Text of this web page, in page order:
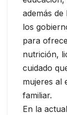
además
los
para
nutrición,
cuidado
mujeres al
familiar.
En la